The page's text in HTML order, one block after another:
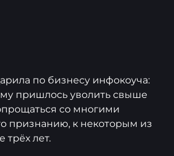
по бизнесу инфокоуча:
пришлось уволить свыше
со многими
признанию, к некоторым из
трёх лет.